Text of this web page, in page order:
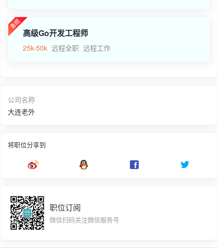
高级Go开发工程师
25k-50k 远程全职 远程工作
公司名称
大连老外
将职位分享到
职位订阅
微信扫码关注微信服务号